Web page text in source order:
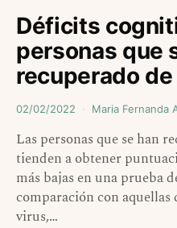
Déficits
personas que
recuperado de
02/02/2022 Maria Fernanda
Las personas que se han
tienden a obtener
más bajas en una prueba
comparación con
virus,…